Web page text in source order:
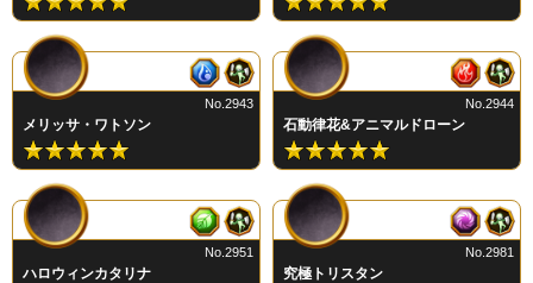
メリッサ・ワトソン
No.2943
石動律花&アニマルドローン
No.2944
ハロウィンカタリナ
No.2951
究極トリスタン
No.2981